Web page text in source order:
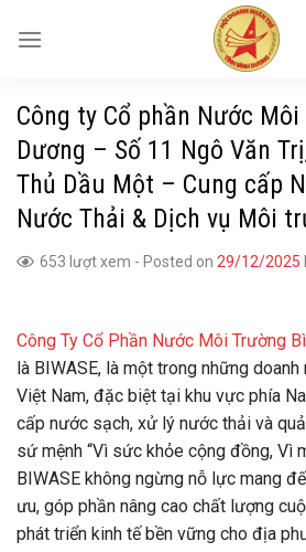
Công ty Cổ phần Nước
Dương – Số 11 Ngô Văn
Thủ Dầu Một – Cung cấp
Nước Thải & Dịch vụ Môi
653 lượt xem - Posted on 29/12/2025
Công Ty Cổ Phần Nước Môi Trường
là BIWASE, là một trong những
Việt Nam, đặc biệt tại khu vực phía
cấp nước sạch, xử lý nước thải và
sứ mệnh “Vì sức khỏe cộng đồng, Vì
BIWASE không ngừng nỗ lực mang
ưu, góp phần nâng cao chất lượng
phát triển kinh tế bền vững cho địa